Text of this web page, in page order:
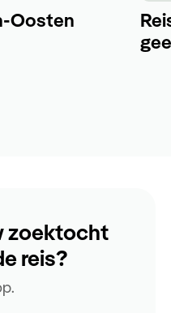
Oosten
zoektocht
reis?